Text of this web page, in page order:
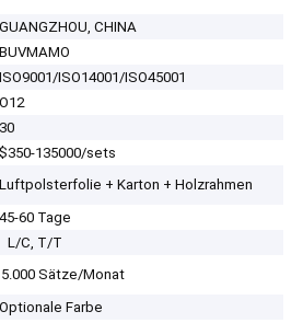
GUANGZHOU, CHINA
BUVMAMO
ISO9001/ISO14001/ISO45001
O12
30
$350-135000/sets
Luftpolsterfolie + Karton + Holzrahmen
45-60 Tage
L/C, T/T
5.000 Sätze/Monat
Optionale Farbe